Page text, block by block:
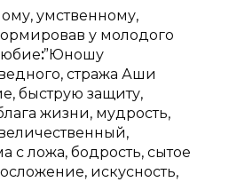
умственному,
у молодого
:”Юношу
стража Аши
быструю защиту,
жизни, мудрость,
с ложа, бодрость, сытое
искусность,